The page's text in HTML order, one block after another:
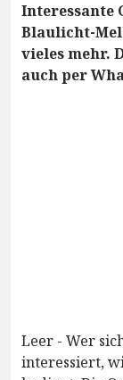
Interessante
Blaulicht-
vieles mehr.
auch per
Leer - Wer
interessiert,